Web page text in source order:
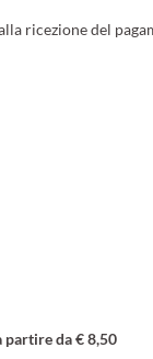
ricezione del
partire da € 8,50